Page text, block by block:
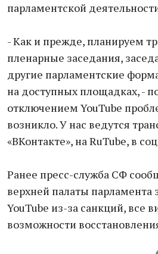
парламентской
- Как и прежде, планируем
пленарные заседания,
другие парламентские
на доступных площадках, -
отключением YouTube
возникло. У нас ведутся
«ВКонтакте», на RuTube, в
Ранее пресс-служба СФ
верхней палаты парламента
YouTube из-за санкций, все
возможности